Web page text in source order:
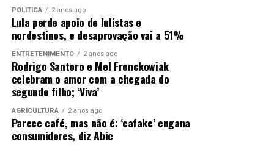
POLÍTICA 2 anos ago
Lula perde apoio de lulistas e
nordestinos, e desaprovação vai a 51%
ENTRETENIMENTO 2 anos ago
Rodrigo Santoro e Mel Fronckowiak
celebram o amor com a chegada do
segundo filho; ‘Viva’
AGRICULTURA 2 anos ago
Parece café, mas não é: ‘cafake’ engana
consumidores, diz Abic